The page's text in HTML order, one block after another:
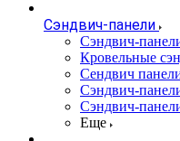
Сэндвич-панели
Cэндвич-
Кровельные
Сендвич
Сэндвич-
Сэндвич-
Еще